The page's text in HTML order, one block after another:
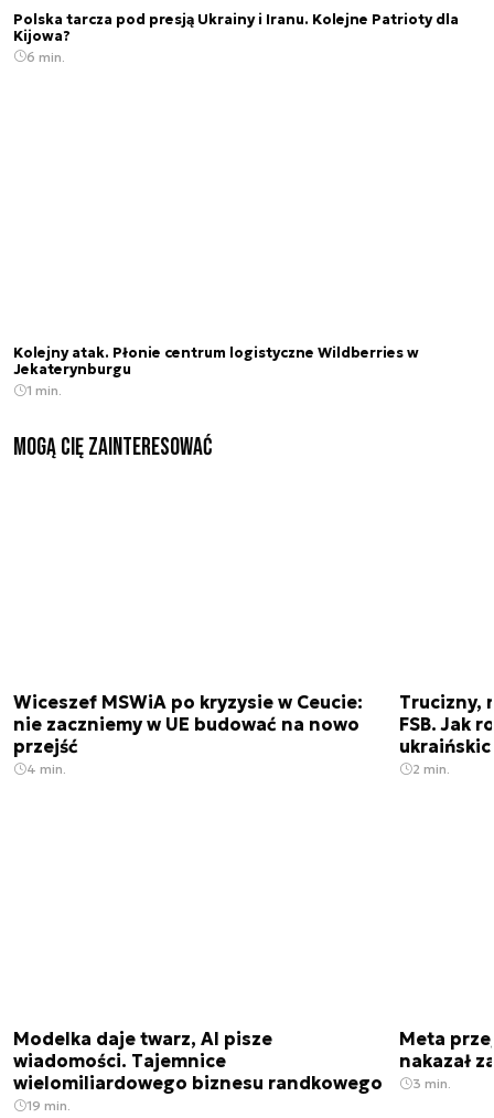
Polska tarcza pod presją Ukrainy i Iranu. Kolejne Patrioty dla
Kijowa?
6 min.
Kolejny atak. Płonie centrum logistyczne Wildberries w
Jekaterynburgu
1 min.
Mogą Cię zainteresować
Wiceszef MSWiA po kryzysie w Ceucie:
nie zaczniemy w UE budować na nowo
przejść
4 min.
Trucizny,
FSB. Jak
2 min.
Modelka daje twarz, AI pisze
wiadomości. Tajemnice
wielomiliardowego biznesu randkowego
19 min.
Meta
nakazał
3 min.